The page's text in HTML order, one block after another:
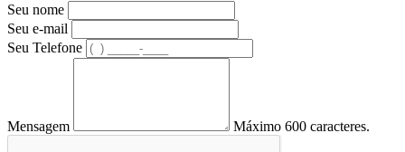
Seu nome
Seu e-mail
Seu Telefone
Mensagem Máximo 600 caracteres.